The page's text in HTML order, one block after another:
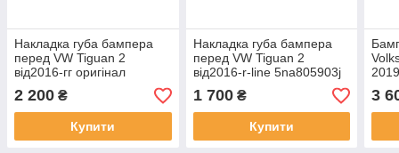
Накладка губа бампера
перед VW Tiguan 2
від2016-гг оригінал
5NA805903J R-Line
2 200 ₴
Купити
Накладка губа бампера
перед VW Tiguan 2
від2016-r-line 5na805903j
оригінал бу
1 700₴
Купити
3